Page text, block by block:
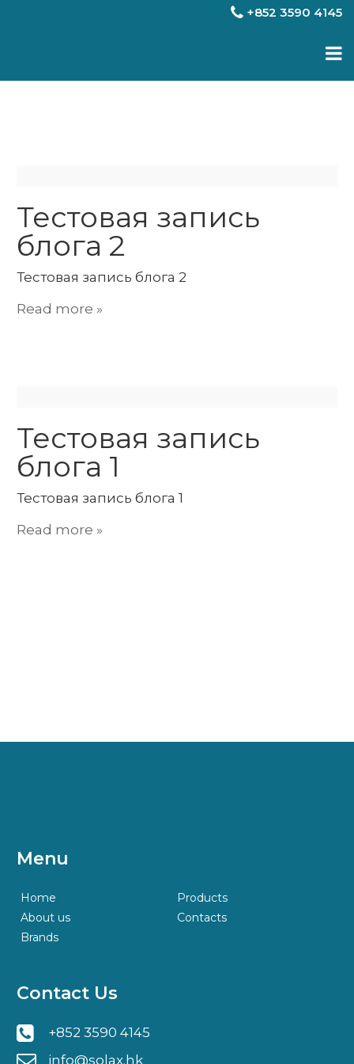
+852 3590 4145
Тестовая запись
блога 2
Тестовая запись блога 2
Read more »
Тестовая запись
блога 1
Тестовая запись блога 1
Read more »
Menu
Home
About us
Brands
Products
Contacts
Contact Us
+852 3590 4145
info@solax.hk